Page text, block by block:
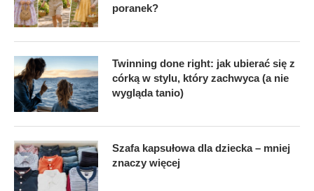
poranek?
Twinning done right: jak ubierać się z
córką w stylu, który zachwyca (a nie
wygląda tanio)
Szafa kapsułowa dla dziecka – mniej
znaczy więcej